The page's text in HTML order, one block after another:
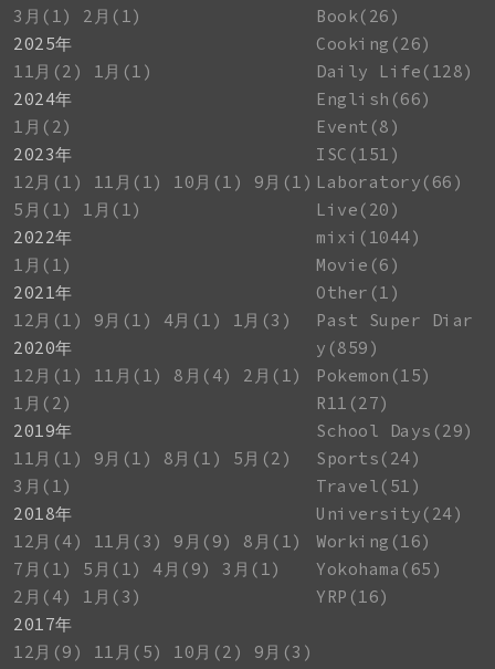
3月(1)
2月(1)
2025年
11月(2)
1月(1)
2024年
1月(2)
2023年
12月(1)
11月(1) 10月(1)
9月(1)
5月(1)
1月(1)
2022年
1月(1)
2021年
12月(1)
9月(1) 4月(1)
1月(3)
2020年
12月(1)
11月(1) 8月(4)
2月(1)
1月(2)
2019年
11月(1)
9月(1) 8月(1)
5月(2)
3月(1)
2018年
12月(4)
11月(3) 9月(9)
8月(1)
7月(1)
5月(1) 4月(9)
3月(1)
2月(4)
1月(3)
2017年
12月(9)
11月(5) 10月(2)
9月(3)
Book(26)
Cooking(26)
Daily Life(128)
English(66)
Event(8)
ISC(151)
Laboratory(66)
Live(20)
mixi(1044)
Movie(6)
Other(1)
Past Super Diar
y(859)
Pokemon(15)
R11(27)
School Days(29)
Sports(24)
Travel(51)
University(24)
Working(16)
Yokohama(65)
YRP(16)